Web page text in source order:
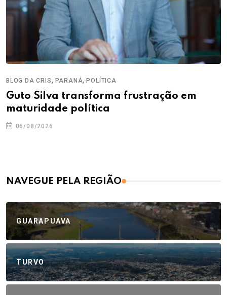
BLOG DA CRIS, PARANÁ,POLÍTICA
Guto Silva transforma frustração em
maturidade política
06/08/2026
NAVEGUE PELA REGIÃO
GUARAPUAVA
TURVO